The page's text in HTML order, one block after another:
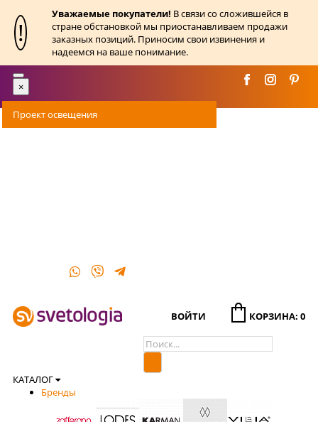
!
Уважаемые покупатели! В связи со сложившейся в
стране обстановкой мы приостанавливаем продажи
заказных позиций. Приносим свои извинения и
надеемся на ваше понимание.
Toggle
navigation
×
Проект освещения
ВОЙТИ КОРЗИНА: 0
КАТАЛОГ
Бренды